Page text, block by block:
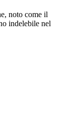
noto come il
indelebile nel